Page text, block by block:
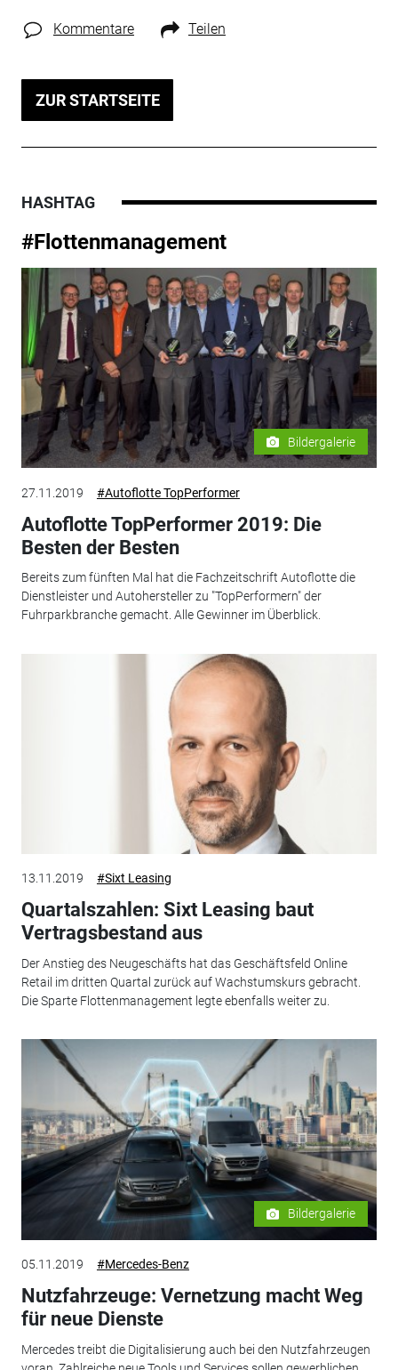
Kommentare Teilen
ZUR STARTSEITE
HASHTAG
#Flottenmanagement
Bildergalerie
27.11.2019 #Autoflotte TopPerformer
Autoflotte TopPerformer 2019: Die
Besten der Besten
Bereits zum fünften Mal hat die Fachzeitschrift Autoflotte die
Dienstleister und Autohersteller zu "TopPerformern" der
Fuhrparkbranche gemacht. Alle Gewinner im Überblick.
13.11.2019 #Sixt Leasing
Quartalszahlen: Sixt Leasing baut
Vertragsbestand aus
Der Anstieg des Neugeschäfts hat das Geschäftsfeld Online
Retail im dritten Quartal zurück auf Wachstumskurs gebracht.
Die Sparte Flottenmanagement legte ebenfalls weiter zu.
Bildergalerie
05.11.2019 #Mercedes-Benz
Nutzfahrzeuge: Vernetzung macht Weg
für neue Dienste
Mercedes treibt die Digitalisierung auch bei den Nutzfahrzeugen